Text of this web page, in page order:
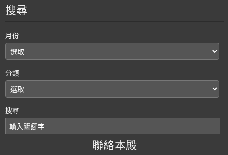
搜尋
月份
分類
搜尋
聯絡本殿